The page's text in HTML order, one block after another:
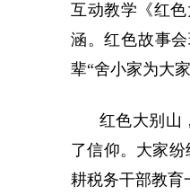
互动教学《红
涵。红色故事
辈“舍小家为大
红色大别山
了信仰。大家
耕税务干部教育